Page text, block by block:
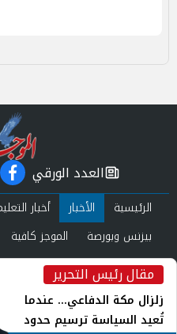
مقال رئيس التحرير
زلزال مكة الدفاعي... عندما
تُعيد السياسة ترسيم حدود
newspaper
العدد الورقي
الرئيسية الأخبار أخبار
بيزنس وبورصة
الموجز كافية
صحة وجمال
عرب وعالم
العدد الورقي
من نحن
سياسة